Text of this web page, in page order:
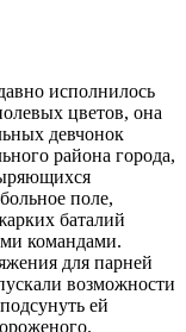
исполнилось
цветов, она
девчонок
района города,
поле,
баталий
командами.
для парней
возможности
ей